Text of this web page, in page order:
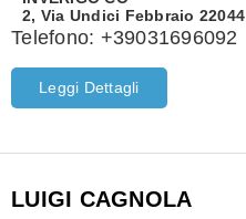
2, Via Undici Febbraio 22044
Telefono: +39031696092
Leggi Dettagli
LUIGI CAGNOLA